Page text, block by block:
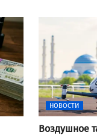
НОВОСТИ
Воздушное